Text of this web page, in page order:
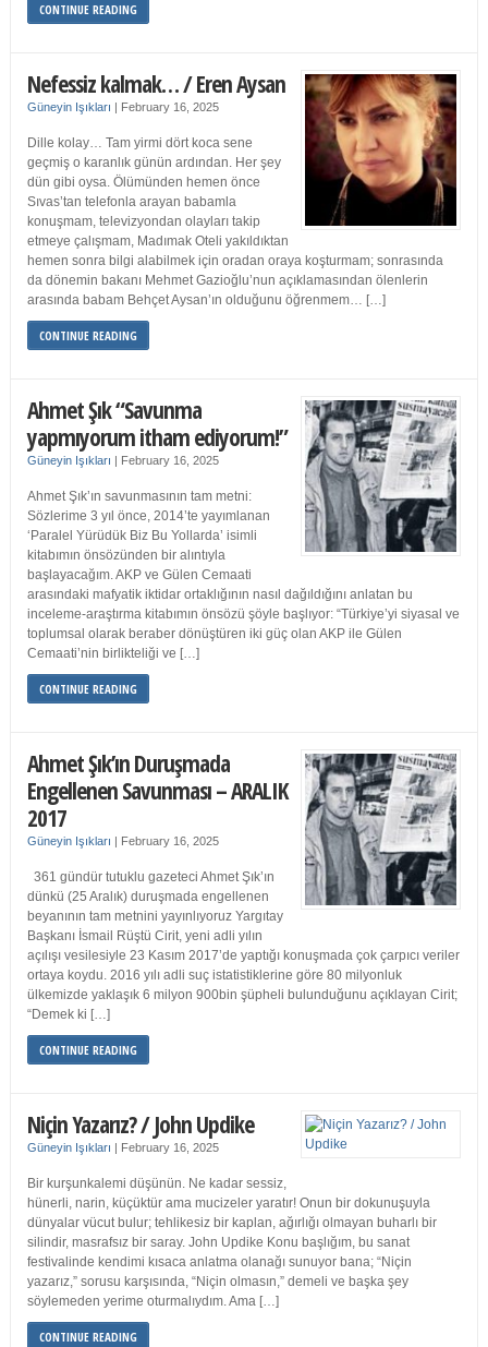
CONTINUE READING
Nefessiz kalmak… / Eren Aysan
Güneyin Işıkları | February 16, 2025
Dille kolay… Tam yirmi dört koca sene
geçmiş o karanlık günün ardından. Her şey
dün gibi oysa. Ölümünden hemen önce
Sıvas’tan telefonla arayan babamla
konuşmam, televizyondan olayları takip
etmeye çalışmam, Madımak Oteli yakıldıktan
hemen sonra bilgi alabilmek için oradan oraya koşturmam; sonrasında
da dönemin bakanı Mehmet Gazioğlu’nun açıklamasından ölenlerin
arasında babam Behçet Aysan’ın olduğunu öğrenmem… […]
CONTINUE READING
Ahmet Şık “Savunma
yapmıyorum itham ediyorum!”
Güneyin Işıkları | February 16, 2025
Ahmet Şık’ın savunmasının tam metni:
Sözlerime 3 yıl önce, 2014’te yayımlanan
‘Paralel Yürüdük Biz Bu Yollarda’ isimli
kitabımın önsözünden bir alıntıyla
başlayacağım. AKP ve Gülen Cemaati
arasındaki mafyatik iktidar ortaklığının nasıl dağıldığını anlatan bu
inceleme-araştırma kitabımın önsözü şöyle başlıyor: “Türkiye’yi siyasal ve
toplumsal olarak beraber dönüştüren iki güç olan AKP ile Gülen
Cemaati’nin birlikteliği ve […]
CONTINUE READING
Ahmet Şık’ın Duruşmada
Engellenen Savunması – ARALIK
2017
Güneyin Işıkları | February 16, 2025
361 gündür tutuklu gazeteci Ahmet Şık’ın
dünkü (25 Aralık) duruşmada engellenen
beyanının tam metnini yayınlıyoruz Yargıtay
Başkanı İsmail Rüştü Cirit, yeni adli yılın
açılışı vesilesiyle 23 Kasım 2017’de yaptığı konuşmada çok çarpıcı veriler
ortaya koydu. 2016 yılı adli suç istatistiklerine göre 80 milyonluk
ülkemizde yaklaşık 6 milyon 900bin şüpheli bulunduğunu açıklayan Cirit;
“Demek ki […]
CONTINUE READING
Niçin Yazarız? / John Updike
Güneyin Işıkları | February 16, 2025
Bir kurşunkalemi düşünün. Ne kadar sessiz,
hünerli, narin, küçüktür ama mucizeler yaratır! Onun bir dokunuşuyla
dünyalar vücut bulur; tehlikesiz bir kaplan, ağırlığı olmayan buharlı bir
silindir, masrafsız bir saray. John Updike Konu başlığım, bu sanat
festivalinde kendimi kısaca anlatma olanağı sunuyor bana; “Niçin
yazarız,” sorusu karşısında, “Niçin olmasın,” demeli ve başka şey
söylemeden yerime oturmalıydım. Ama […]
CONTINUE READING